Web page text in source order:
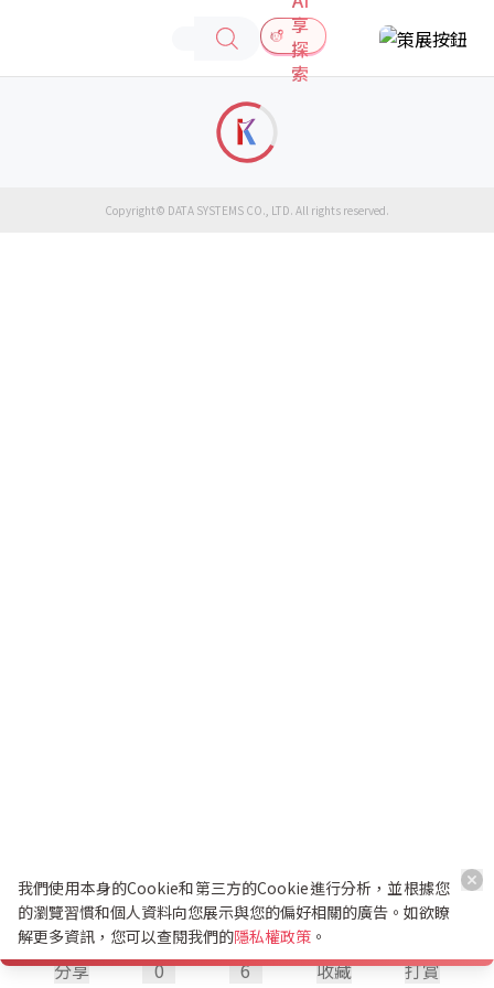
享
探
索
分享 0 6 收藏 打賞
Copyright© DATA SYSTEMS CO., LTD. All rights reserved.
我們使用本身的Cookie和第三方的Cookie進行分析，並根據您
的瀏覽習慣和個人資料向您展示與您的偏好相關的廣告。如欲瞭
解更多資訊，您可以查閱我們的隱私權政策 。